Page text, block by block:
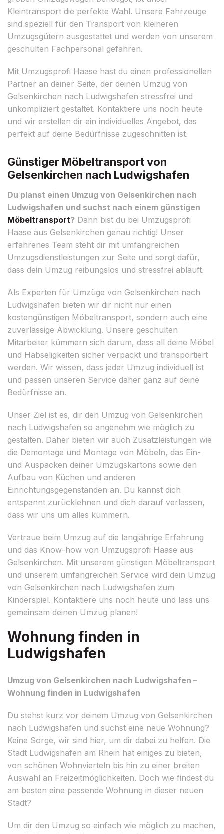
Kleintransport die perfekte Wahl. Unsere Fahrzeuge
sind speziell für den Transport von kleineren
Umzugsgütern ausgestattet und werden von unserem
geschulten Fachpersonal gefahren.
Mit Umzugsprofi Haase hast du einen professionellen
Partner an deiner Seite, der deinen Umzug von
Gelsenkirchen nach Ludwigshafen stressfrei und
unkompliziert gestaltet. Kontaktiere uns noch heute
und wir erstellen dir ein individuelles Angebot, das
perfekt auf deine Bedürfnisse zugeschnitten ist.
Günstiger Möbeltransport von
Gelsenkirchen nach Ludwigshafen
Du planst einen Umzug von Gelsenkirchen nach
Ludwigshafen und suchst nach einem günstigen
Möbeltransport? Dann bist du bei Umzugsprofi
Haase aus Gelsenkirchen genau richtig! Unser
erfahrenes Team steht dir mit umfangreichen
Umzugsdienstleistungen zur Seite und sorgt dafür,
dass dein Umzug reibungslos und stressfrei abläuft.
Als Experten für Umzüge von Gelsenkirchen nach
Ludwigshafen bieten wir dir nicht nur einen
kostengünstigen Möbeltransport, sondern auch eine
zuverlässige Abwicklung. Unsere geschulten
Mitarbeiter kümmern sich darum, dass all deine Möbel
und Habseligkeiten sicher verpackt und transportiert
werden. Wir wissen, dass jeder Umzug individuell ist
und passen unseren Service daher ganz auf deine
Bedürfnisse an.
Unser Ziel ist es, dir den Umzug von Gelsenkirchen
nach Ludwigshafen so angenehm wie möglich zu
gestalten. Daher bieten wir auch Zusatzleistungen wie
die Demontage und Montage von Möbeln, das Ein-
und Auspacken deiner Umzugskartons sowie den
Aufbau von Küchen und anderen
Einrichtungsgegenständen an. Du kannst dich
entspannt zurücklehnen und dich darauf verlassen,
dass wir uns um alles kümmern.
Vertraue beim Umzug auf die langjährige Erfahrung
und das Know-how von Umzugsprofi Haase aus
Gelsenkirchen. Mit unserem günstigen Möbeltransport
und unserem umfangreichen Service wird dein Umzug
von Gelsenkirchen nach Ludwigshafen zum
Kinderspiel. Kontaktiere uns noch heute und lass uns
gemeinsam deinen Umzug planen!
Wohnung finden in
Ludwigshafen
Umzug von Gelsenkirchen nach Ludwigshafen –
Wohnung finden in Ludwigshafen
Du stehst kurz vor deinem Umzug von Gelsenkirchen
nach Ludwigshafen und suchst eine neue Wohnung?
Keine Sorge, wir sind hier, um dir dabei zu helfen. Die
Stadt Ludwigshafen am Rhein hat einiges zu bieten,
von schönen Wohnvierteln bis hin zu einer breiten
Auswahl an Freizeitmöglichkeiten. Doch wie findest du
am besten eine passende Wohnung in dieser neuen
Stadt?
Um dir den Umzug so einfach wie möglich zu machen,